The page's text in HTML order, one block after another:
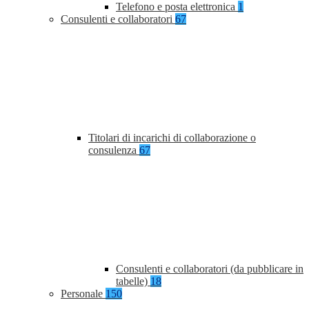
Telefono e posta elettronica 1
Consulenti e collaboratori 67
Titolari di incarichi di collaborazione o
consulenza 67
Consulenti e collaboratori (da pubblicare in
tabelle) 18
Personale 150